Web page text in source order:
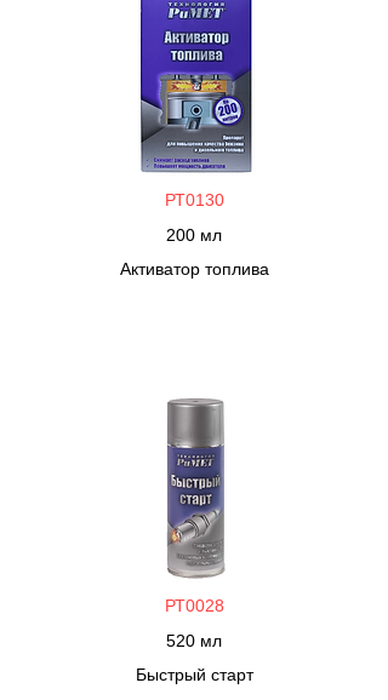
РТ0130
200 мл
Активатор топлива
РТ0028
520 мл
Быстрый старт